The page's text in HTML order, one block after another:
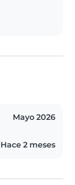
Mayo 2026
Hace 2 meses